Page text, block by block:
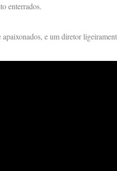
enterrados.​
e um diretor